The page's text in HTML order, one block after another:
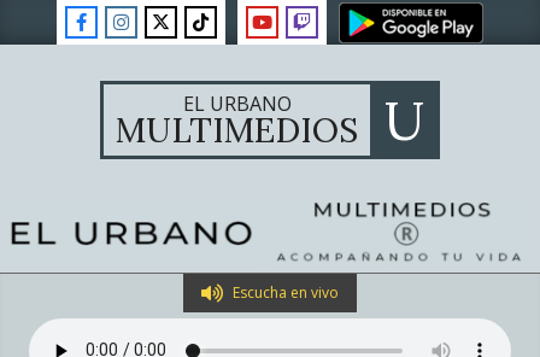
to
EL URBANO
MULTIMEDIOS U
Navigation
Menu
Escucha en vivo